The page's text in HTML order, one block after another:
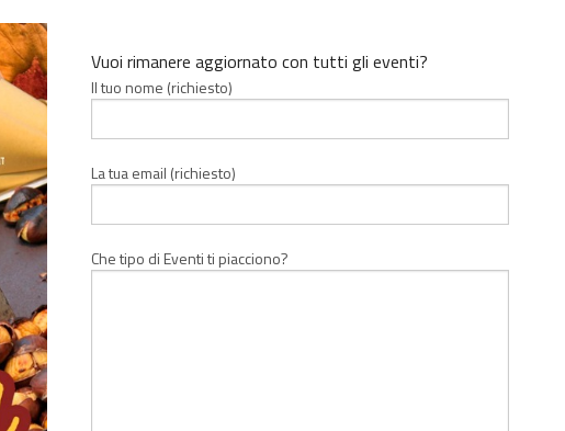
Vuoi rimanere aggiornato con tutti gli eventi?
Il tuo nome (richiesto)
La tua email (richiesto)
Che tipo di Eventi ti piacciono?